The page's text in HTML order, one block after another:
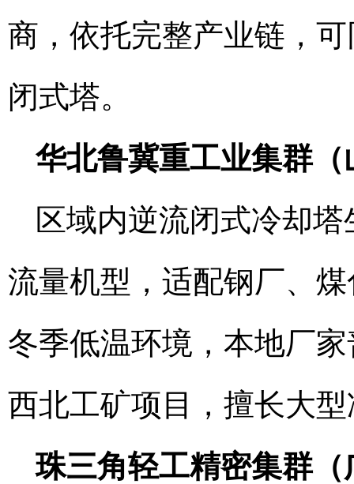
商，依托完整产业链，
闭式塔。
华北鲁冀重工业集群
区域内逆流闭式冷却
流量机型，适配钢厂、
冬季低温环境，本地厂
西北工矿项目，擅长大
珠三角轻工精密集群